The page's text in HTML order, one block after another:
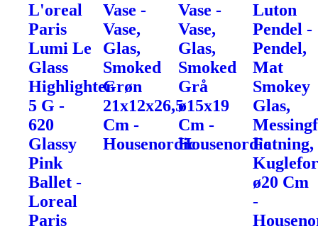
L'oreal
Paris
Lumi Le
Glass
Highlighter
5 G -
620
Glassy
Pink
Ballet -
Loreal
Paris
Vase -
Vase,
Glas,
Smoked
Grøn
21x12x26,5
Cm -
Housenordic
Vase -
Vase,
Glas,
Smoked
Grå
ø15x19
Cm -
Housenordic
Luton
Pendel -
Pendel,
Mat
Smokey
Glas,
Fatning,
ø20 Cm
-